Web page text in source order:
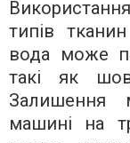
типів
вода може
такі як
Залишення
машині на